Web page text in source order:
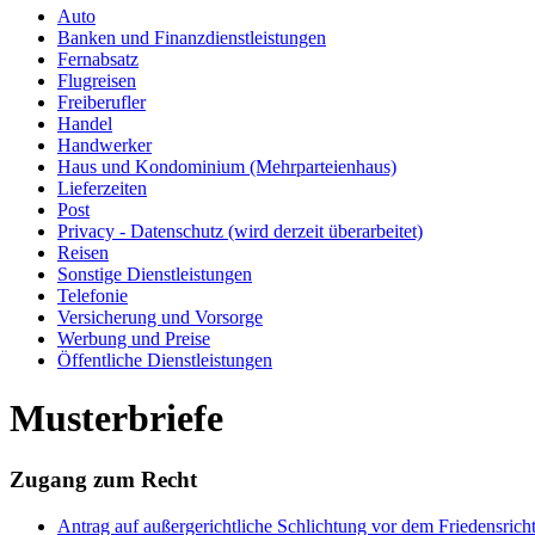
Auto
Banken und Finanzdienstleistungen
Fernabsatz
Flugreisen
Freiberufler
Handel
Handwerker
Haus und Kondominium (Mehrparteienhaus)
Lieferzeiten
Post
Privacy - Datenschutz (wird derzeit überarbeitet)
Reisen
Sonstige Dienstleistungen
Telefonie
Versicherung und Vorsorge
Werbung und Preise
Öffentliche Dienstleistungen
Musterbriefe
Zugang zum Recht
Antrag auf außergerichtliche Schlichtung vor dem